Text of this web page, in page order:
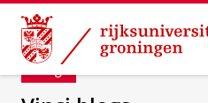
Skip
Content
Skip
Navigation
Department
Blog